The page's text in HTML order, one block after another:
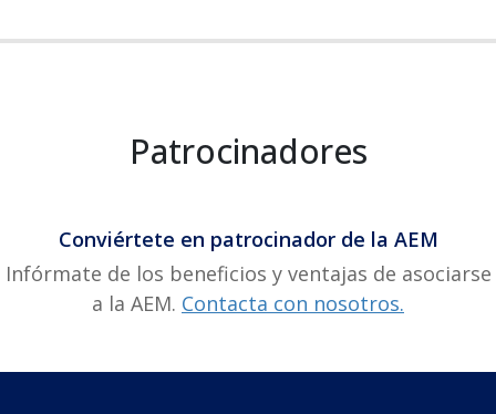
Patrocinadores
Conviértete en patrocinador de la AEM
Infórmate de los beneficios y ventajas de asociarse
a la AEM. Contacta con nosotros.